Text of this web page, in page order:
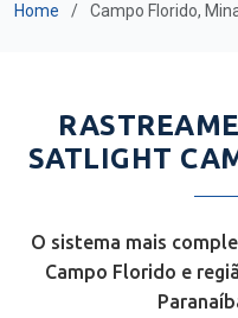
Home Campo Florido,
SATLIGHT
O sistema mais
Campo Florido e